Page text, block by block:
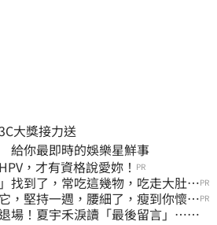
大獎接力送
給你最即時的娛樂星鮮事
，才有資格說愛妳！ PR
找到了，常吃這幾物，吃走大肚
PR
，堅持一週，腰細了，瘦到你懷疑PR
場！夏宇禾淚讀「最後留言」…觀